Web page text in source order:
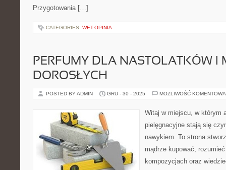
Przygotowania […]
CATEGORIES: WET-OPINIA
PERFUMY DLA NASTOLATKÓW I
DOROSŁYCH
POSTED BY ADMIN GRU - 30 - 2025 MOŻLIWOŚĆ
Witaj w miejscu, w którym
pielęgnacyjne stają się
nawykiem. To strona
mądrze kupować,
kompozycjach oraz